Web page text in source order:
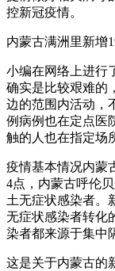
控新冠疫情。
内蒙古满洲里新增
小编在网络上进行
确实是比较艰难的
边的范围内活动，
例病例也在定点医
触的人也在指定场
疫情基本情况内蒙
4点，内蒙古呼伦
土无症状感染者。
无症状感染者转化
染者都来源于集中
这是关于内蒙古的